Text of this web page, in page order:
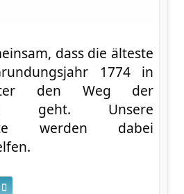
dass die älteste
1774 in
den Weg der
geht. Unsere
werden dabei
DAK-Gesundheit -
Beitrag: DAK Gesundheit: